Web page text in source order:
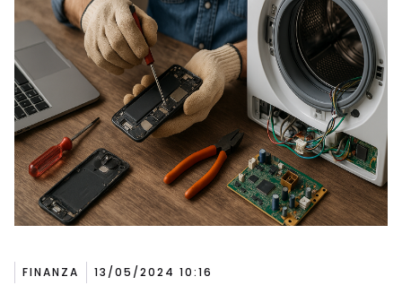
FINANZA 13/05/2024 10:16